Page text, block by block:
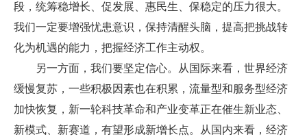
段，统筹稳增长、促发展、惠民生、保稳定的压力很大。
我们一定要增强忧患意识，保持清醒头脑，提高把挑战转
化为机遇的能力，把握经济工作主动权。
另一方面，我们要坚定信心。从国际来看，世界经济
缓慢复苏，一些积极因素也在积累，流量型和服务型经济
加快恢复，新一轮科技革命和产业变革正在催生新业态、
新模式、新赛道，有望形成新增长点。从国内来看，经济